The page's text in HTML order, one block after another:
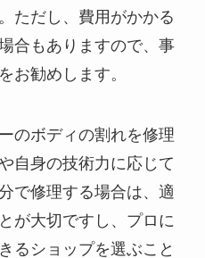
ただし、費用がかかる
合もありますので、事
お勧めします。
のボディの割れを修理
自身の技術力に応じて
で修理する場合は、適
が大切ですし、プロに
るショップを選ぶこと